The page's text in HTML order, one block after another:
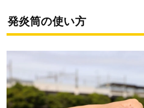
発炎筒の使い方